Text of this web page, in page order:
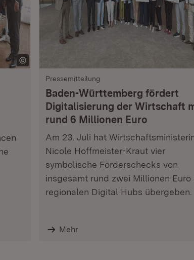
Pressemitteilung
Baden-Württemberg fördert
Digitalisierung der Wirtschaft
rund 6 Millionen Euro
Am 23. Juli hat
Nicole Hoffmeister-Kraut vier
symbolische Förderschecks von
insgesamt rund zwei Millionen Euro
regionalen Digital Hubs übergeben.
Mehr